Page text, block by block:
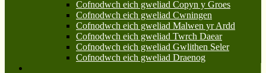
Cofnodwch eich gweliad Copyn y Groes
Cofnodwch eich gweliad Cwningen
Cofnodwch eich gweliad Malwen yr Ardd
Cofnodwch eich gweliad Twrch Daear
Cofnodwch eich gweliad Gwlithen Seler
Cofnodwch eich gweliad Draenog